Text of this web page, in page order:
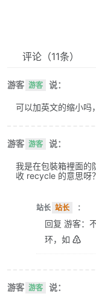
评论 （11条）
游客 游客 说：
可以加英文的缩小吗
游客 游客 说：
我是在包裝箱裡面的
收 recycle 的意思呀？
站长 站长 ：
回复 游客：
环，如 ♴
游客 游客 说：